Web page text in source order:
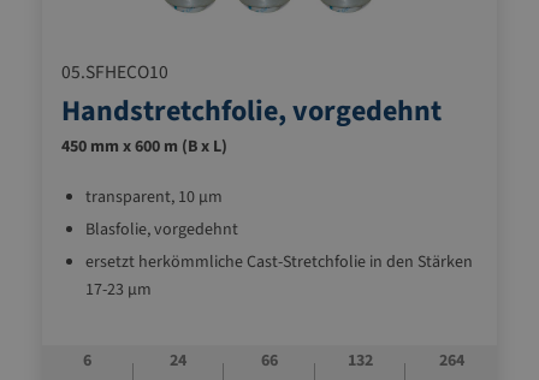
05.SFHECO10
Handstretchfolie, vorgedehnt
450 mm x 600 m (B x L)
transparent, 10 µm
Blasfolie, vorgedehnt
ersetzt herkömmliche Cast-Stretchfolie in den Stärken
17-23 µm
geringer Kraftaufwand - da bereits vorgedehnt - bei
6 24 66 132 264